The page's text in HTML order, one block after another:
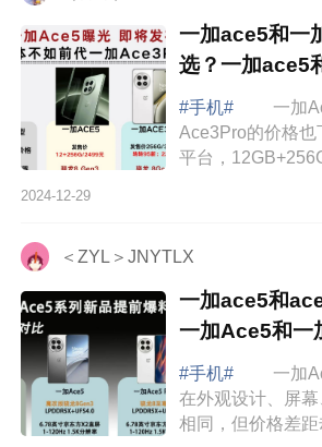
一加ace5和一
选？一加ace5
好
#手机#
一加
Ace3Pro的价格也
平台，
款手机都使用了
2024-12-29
＜ZYL＞JNYTLX
一加ace5和
一加Ace5和一
#手机#
一加
在外观设计、屏
相同，但价格差